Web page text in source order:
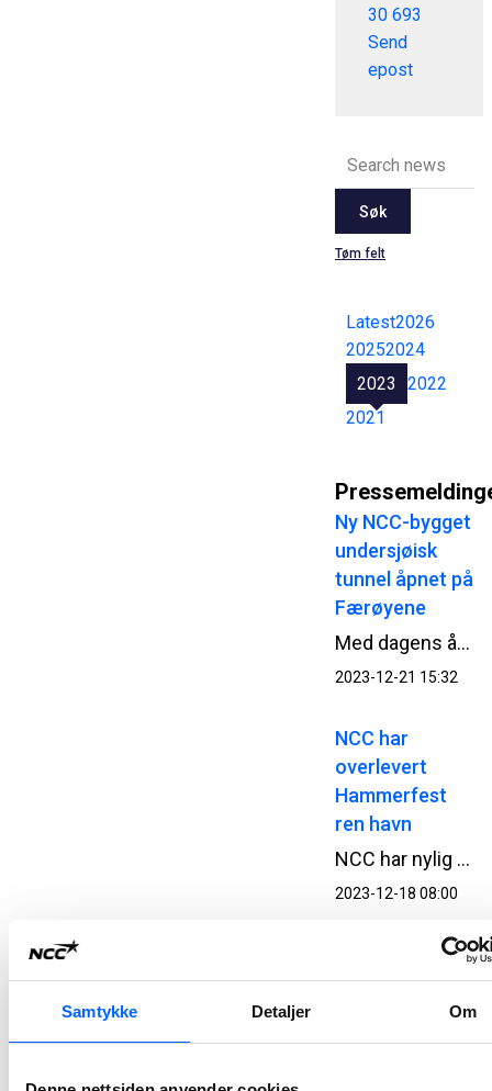
Samtykke Detaljer Om
30 693
Send
epost
Søk
Tøm felt
Latest2026
20252024
2023
2022
2021
Ny NCC-bygget
undersjøisk
tunnel åpnet på
Færøyene
Med dagens åpning av Sandoytunnelen har NCC ferdigstilt den andre undersjøiske veitunnelen på øyriket siden 2020, og til en samlet verdi av 2,7 MNOK.
2023-12-21 15:32
NCC har
overlevert
Hammerfest
ren havn
NCC har nylig overlevert prosjekt Hammerfest ren havn til Kystverket og Hammerfest kommune, og har dermed ferdigstilt den storstilte miljøoppryddingen og fornyelsen av kommunens byhavn og Forsøl fiskerihavn.
2023-12-18 08:00
Gamlem er ny
Building